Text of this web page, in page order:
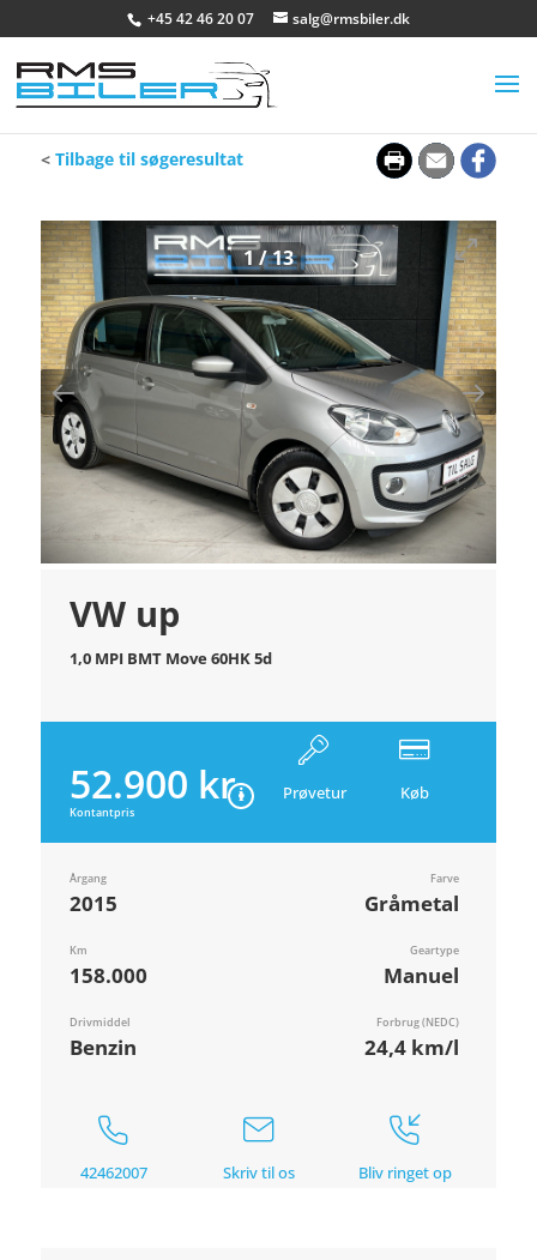
+45 42 46 20 07 salg@rmsbiler.dk
< Tilbage til søgeresultat
1/13
VW up
1,0 MPI BMT Move 60HK 5d
52.900 kr.
Kontantpris
Prøvetur Køb
Årgang
2015
Farve
Gråmetal
Km
158.000
Geartype
Manuel
Drivmiddel
Benzin
Forbrug (NEDC)
24,4 km/l
42462007 Skriv til os Bliv ringet op